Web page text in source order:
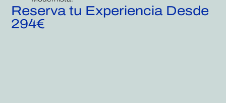
Reserva tu Experiencia Desde
294€